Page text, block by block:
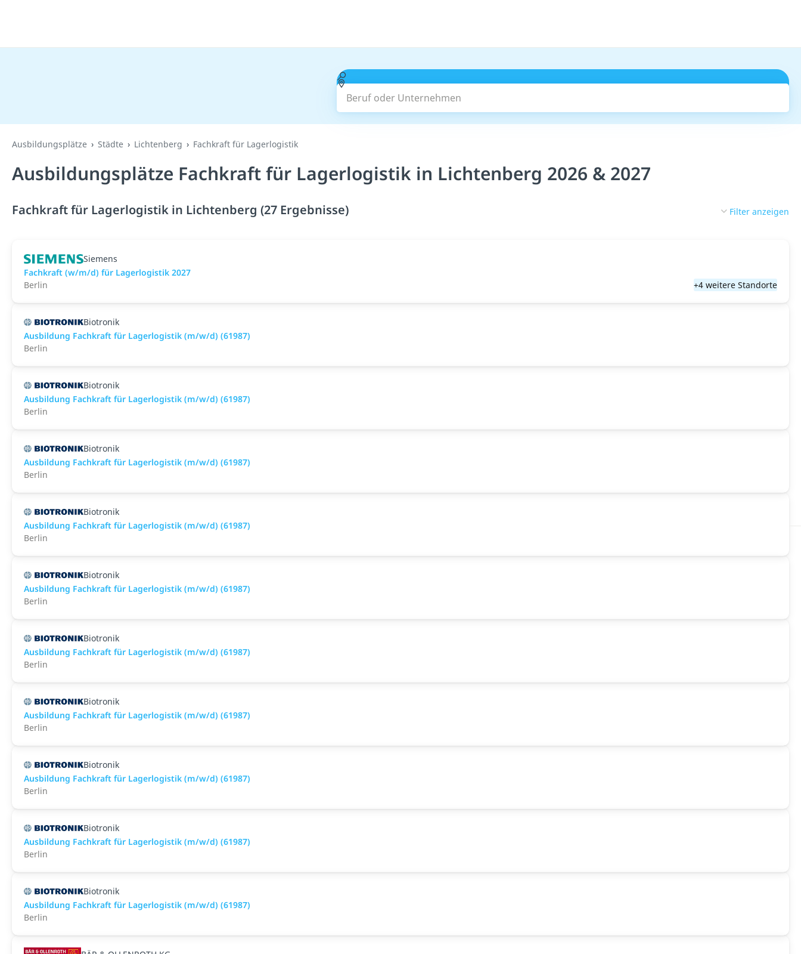
Beruf oder Unternehmen
Ausbildungsplätze Städte Lichtenberg Fachkraft für Lagerlogistik
Ausbildungsplätze Fachkraft für Lagerlogistik in Lichtenberg 2026 & 2027
Fachkraft für Lagerlogistik in Lichtenberg (27 Ergebnisse) Filter anzeigen
Siemens
Fachkraft (w/m/d) für Lagerlogistik 2027
Berlin
+4 weitere Standorte
Biotronik
Ausbildung Fachkraft für Lagerlogistik (m/w/d) (61987)
Berlin
Biotronik
Ausbildung Fachkraft für Lagerlogistik (m/w/d) (61987)
Berlin
Biotronik
Ausbildung Fachkraft für Lagerlogistik (m/w/d) (61987)
Berlin
Biotronik
Ausbildung Fachkraft für Lagerlogistik (m/w/d) (61987)
Berlin
Biotronik
Ausbildung Fachkraft für Lagerlogistik (m/w/d) (61987)
Berlin
Biotronik
Ausbildung Fachkraft für Lagerlogistik (m/w/d) (61987)
Berlin
Biotronik
Ausbildung Fachkraft für Lagerlogistik (m/w/d) (61987)
Berlin
Biotronik
Ausbildung Fachkraft für Lagerlogistik (m/w/d) (61987)
Berlin
Biotronik
Ausbildung Fachkraft für Lagerlogistik (m/w/d) (61987)
Berlin
Biotronik
Ausbildung Fachkraft für Lagerlogistik (m/w/d) (61987)
Berlin